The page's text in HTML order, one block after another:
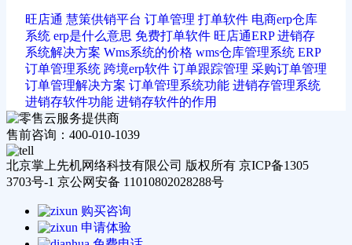
旺店通 慧策供销平台 订单管理 打单软件 电商erp仓库
系统 erp是什么意思 免费打单软件 旺店通ERP 进销存
系统解决方案 Wms系统的价格 wms仓库管理系统 ERP
订单管理系统 跨境erp软件 订单跟踪管理 采购订单管理
订单管理解决方案 订单管理系统功能 进销存管理系统
进销存软件功能 进销存软件的作用
售前咨询：400-010-1039
北京掌上先机网络科技有限公司 版权所有 京ICP备1305
3703号-1 京公网安备 11010802028288号
购买咨询
申请体验